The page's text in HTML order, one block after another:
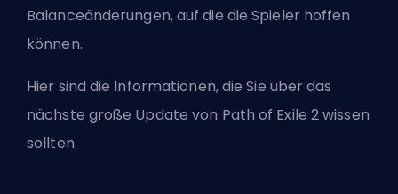
Balanceänderungen, auf die die Spieler hoffen
können.
Hier sind die Informationen, die Sie über das
nächste große Update von Path of Exile 2 wissen
sollten.